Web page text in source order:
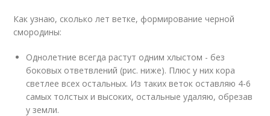
Как узнаю, сколько лет ветке, формирование черной
смородины:
Однолетние всегда растут одним хлыстом - без
боковых ответвлений (рис. ниже). Плюс у них кора
светлее всех остальных. Из таких веток оставляю 4-6
самых толстых и высоких, остальные удаляю, обрезав
у земли.